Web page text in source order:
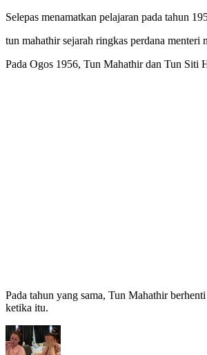
Selepas menamatkan pelajaran pada tahun
tun mahathir sejarah ringkas perdana menteri
Pada Ogos 1956, Tun Mahathir dan Tun Siti
Pada tahun yang sama, Tun Mahathir
ketika itu.